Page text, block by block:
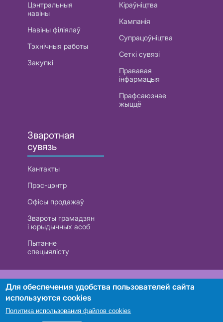
Цэнтральныя
навіны
Навіны філіялаў
Тэхнічныя работы
Закупкі
Кіраўніцтва
Кампанія
Супрацоўніцтва
Сеткі сувязі
Прававая
інфармацыя
Прафсаюзнае
жыццё
Зваротная
сувязь
Кантакты
Прэс-цэнтр
Офісы продажаў
Звароты грамадзян
і юрыдычных асоб
Пытанне
спецыялісту
РУП «Белтэлекам». УНП 101007741
Для обеспечения удобства пользователей сайта
используются cookies
Политика использования файлов cookies